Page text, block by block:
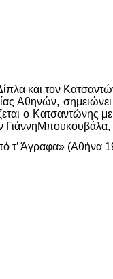
και τον
Αθηνών,
ο Κατσαντώνης
Άγραφα» (Αθήνα